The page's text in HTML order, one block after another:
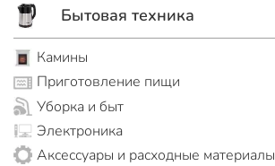
Бытовая техника
Камины
Приготовление пищи
Уборка и быт
Электроника
Аксессуары и расходные материалы